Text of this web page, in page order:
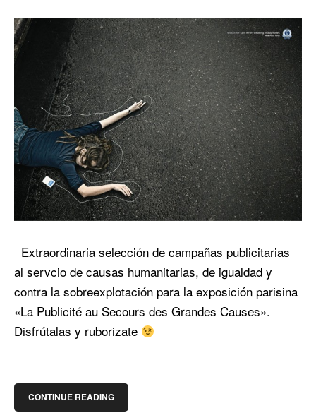
Extraordinaria selección de campañas publicitarias
al servcio de causas humanitarias, de igualdad y
contra la sobreexplotación para la exposición parisina
«La Publicité au Secours des Grandes Causes».
Disfrútalas y ruborizate
CONTINUE READING